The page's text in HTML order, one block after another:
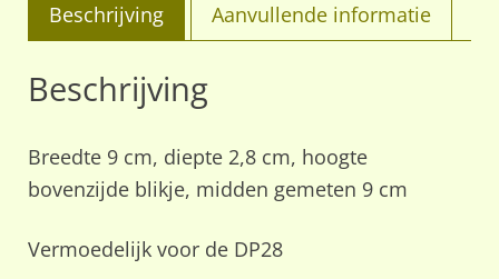
Beschrijving Aanvullende informatie
Beschrijving
Breedte 9 cm, diepte 2,8 cm, hoogte
bovenzijde blikje, midden gemeten 9 cm
Vermoedelijk voor de DP28